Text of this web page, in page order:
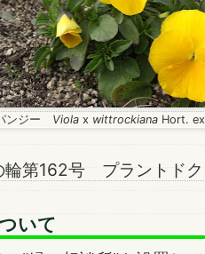
ンジー Viola x wittrockiana Hort.
輪第162号 プラントド
いて